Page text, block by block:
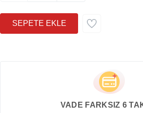
VADE FARKSIZ 6